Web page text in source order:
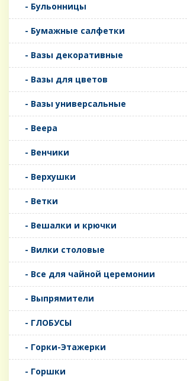
- Бульонницы
- Бумажные салфетки
- Вазы декоративные
- Вазы для цветов
- Вазы универсальные
- Веера
- Венчики
- Верхушки
- Ветки
- Вешалки и крючки
- Вилки столовые
- Все для чайной церемонии
- Выпрямители
- ГЛОБУСЫ
- Горки-Этажерки
- Горшки